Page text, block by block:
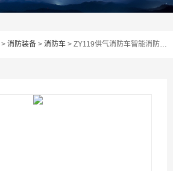
> 消防装备 > 消防车 > ZY119供气消防车智能消防充气